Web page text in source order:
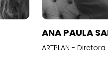
ANA PAULA
ARTPLAN -